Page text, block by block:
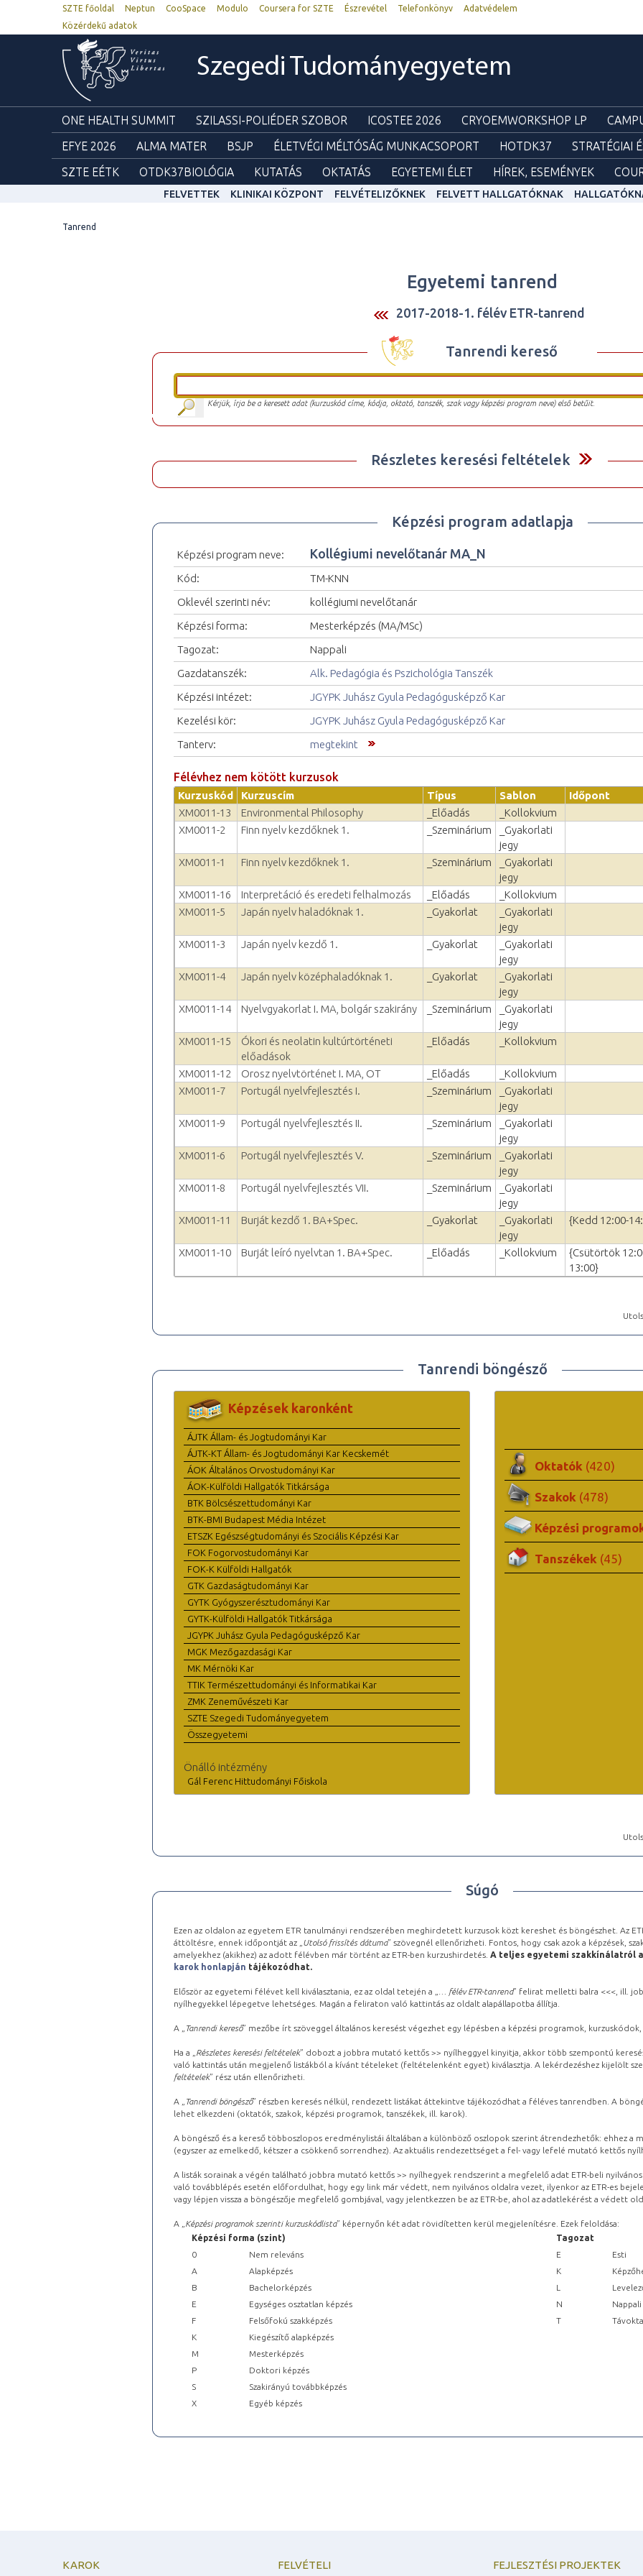
SZTE főoldal Neptun CooSpace Modulo Coursera for SZTE Észrevétel Telefonkönyv
Adatvédelem
Közérdekű adatok
Szegedi Tudományegyetem
ONE HEALTH SUMMIT SZILASSI-POLIÉDER SZOBOR ICOSTEE 2026 CRYOEMWORKSHOP LP
EFYE 2026
ALMA MATER BSJP ÉLETVÉGI MÉLTÓSÁG MUNKACSOPORT HOTDK37 STRATÉGIAI
SZTE EÉTK
OTDK37BIOLÓGIA KUTATÁS OKTATÁS EGYETEMI ÉLET HÍREK, ESEMÉNYEK
FELVETTEK KLINIKAI KÖZPONT FELVÉTELIZŐKNEK FELVETT HALLGATÓKNAK
Tanrend
Egyetemi tanrend
2017-2018-1. félév ETR-tanrend
Tanrendi kereső
Kérjük, írja be a keresett adat (kurzuskód címe, kódja, oktató, tanszék, szak vagy képzési program neve) első betűit.
Részletes keresési feltételek
Képzési program adatlapja
Képzési program neve: Kollégiumi nevelőtanár MA_N
Kód:
TM-KNN
Oklevél szerinti név:
kollégiumi nevelőtanár
Képzési forma:
Mesterképzés (MA/MSc)
Tagozat:
Nappali
Gazdatanszék:
Alk. Pedagógia és Pszichológia Tanszék
Képzési intézet:
JGYPK Juhász Gyula Pedagógusképző Kar
Kezelési kör:
JGYPK Juhász Gyula Pedagógusképző Kar
Tanterv:
megtekint
Félévhez nem kötött kurzusok
Kurzuskód Kurzuscím Típus Sablon Időpont
XM0011-13
Environmental Philosophy _Előadás
_Kollokvium
XM0011-2
Finn nyelv kezdőknek 1. _Szeminárium
_Gyakorlati
jegy
XM0011-1
Finn nyelv kezdőknek 1. _Szeminárium
_Gyakorlati
jegy
XM0011-16
Interpretáció és eredeti felhalmozás _Előadás
_Kollokvium
XM0011-5
Japán nyelv haladóknak 1. _Gyakorlat
_Gyakorlati
jegy
XM0011-3
Japán nyelv kezdő 1. _Gyakorlat
_Gyakorlati
jegy
XM0011-4
Japán nyelv középhaladóknak 1. _Gyakorlat
_Gyakorlati
jegy
XM0011-14
Nyelvgyakorlat I. MA, bolgár szakirány _Szeminárium
_Gyakorlati
jegy
XM0011-15
Ókori és neolatin kultúrtörténeti
előadások
_Előadás _Kollokvium
XM0011-12 Orosz nyelvtörténet I. MA, OT _Előadás
_Kollokvium
XM0011-7
Portugál nyelvfejlesztés I. _Szeminárium
_Gyakorlati
jegy
XM0011-9
Portugál nyelvfejlesztés II. _Szeminárium
_Gyakorlati
jegy
XM0011-6
Portugál nyelvfejlesztés V. _Szeminárium
_Gyakorlati
jegy
XM0011-8
Portugál nyelvfejlesztés VII. _Szeminárium
_Gyakorlati
jegy
XM0011-11
Burját kezdő 1. BA+Spec. _Gyakorlat
_Gyakorlati
jegy
{Kedd 12:00-
XM0011-10
Burját leíró nyelvtan 1. BA+Spec. _Előadás _Kollokvium
{Csütörtök
13:00}
Tanrendi böngésző
Képzések karonként
ÁJTK Állam- és Jogtudományi Kar
ÁJTK-KT Állam- és Jogtudományi Kar Kecskemét
ÁOK Általános Orvostudományi Kar
ÁOK-Külföldi Hallgatók Titkársága
BTK Bölcsészettudományi Kar
BTK-BMI Budapest Média Intézet
ETSZK Egészségtudományi és Szociális Képzési Kar
FOK Fogorvostudományi Kar
FOK-K Külföldi Hallgatók
GTK Gazdaságtudományi Kar
GYTK Gyógyszerésztudományi Kar
GYTK-Külföldi Hallgatók Titkársága
JGYPK Juhász Gyula Pedagógusképző Kar
MGK Mezőgazdasági Kar
MK Mérnöki Kar
TTIK Természettudományi és Informatikai Kar
ZMK Zeneművészeti Kar
SZTE Szegedi Tudományegyetem
Összegyetemi
Önálló intézmény
Gál Ferenc Hittudományi Főiskola
Oktatók (420)
Szakok (478)
Képzési
Tanszékek (45)
Súgó
Ezen az oldalon az egyetem ETR tanulmányi rendszerében meghirdetett kurzusok közt kereshet és böngészhet. Az
áttöltésre, ennek időpontját az „ Utolsó frissítés dátuma” szövegnél ellenőrizheti. Fontos, hogy csak azok a képzések,
amelyekhez (akikhez) az adott félévben már történt az ETR-ben kurzushirdetés. A teljes egyetemi szakkínálatról a
karok honlapján tájékozódhat.
Először az egyetemi félévet kell kiválasztania, ez az oldal tetején a „ … félév ETR-tanrend” felirat melletti balra <<<, ill.
nyílhegyekkel lépegetve lehetséges. Magán a feliraton való kattintás az oldalt alapállapotba állítja.
A „ Tanrendi kereső” mezőbe írt szöveggel általános keresést végezhet egy lépésben a képzési programok,
Ha a „ Részletes keresési feltételek” dobozt a jobbra mutató kettős >> nyílheggyel kinyitja, akkor több szempontú
való kattintás után megjelenő listákból a kívánt tételeket (feltételenként egyet) kiválasztja. A lekérdezéshez kijelölt
feltételek” rész után ellenőrizheti.
A „ Tanrendi böngésző” részben keresés nélkül, rendezett listákat áttekintve tájékozódhat a féléves tanrendben. A
lehet elkezdeni (oktatók, szakok, képzési programok, tanszékek, ill. karok).
A böngésző és a kereső többoszlopos eredménylistái általában a különböző oszlopok szerint átrendezhetők: ehhez a
(egyszer az emelkedő, kétszer a csökkenő sorrendhez). Az aktuális rendezettséget a fel- vagy lefelé mutató kettős
A listák sorainak a végén található jobbra mutató kettős >> nyílhegyek rendszerint a megfelelő adat ETR-beli
való továbblépés esetén előfordulhat, hogy egy link már védett, nem nyilvános oldalra vezet, ilyenkor az ETR-es
vagy lépjen vissza a böngészője megfelelő gombjával, vagy jelentkezzen be az ETR-be, ahol az adatlekérést a védett
A „ Képzési programok szerinti kurzuskódlista” képernyőn két adat rövidítetten kerül megjelenítésre. Ezek feloldása:
Képzési forma (szint)
Tagozat
0
Nem releváns E
Esti
A
Alapképzés K
B
Bachelorképzés L
E
Egységes osztatlan képzés N
Nappali
F
Felsőfokú szakképzés T
K
Kiegészítő alapképzés
M
Mesterképzés
P
Doktori képzés
S
Szakirányú továbbképzés
X
Egyéb képzés
KAROK FELVÉTELI FEJLESZTÉSI PROJEKTEK